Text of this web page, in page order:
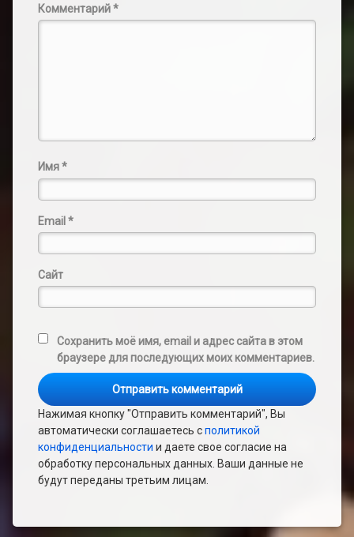
Комментарий*
Имя*
Email*
Сайт
Сохранить моё имя, email и адрес сайта в этом
браузере для последующих моих комментариев.
Нажимая кнопку "Отправить комментарий", Вы
автоматически соглашаетесь сполитикой
конфиденциальности и даете свое согласие на
обработку персональных данных. Ваши данные не
будут переданы третьим лицам.